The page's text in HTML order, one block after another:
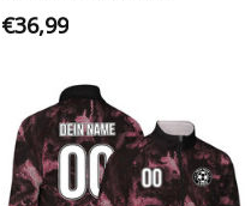
Personalisiertes
€36,99